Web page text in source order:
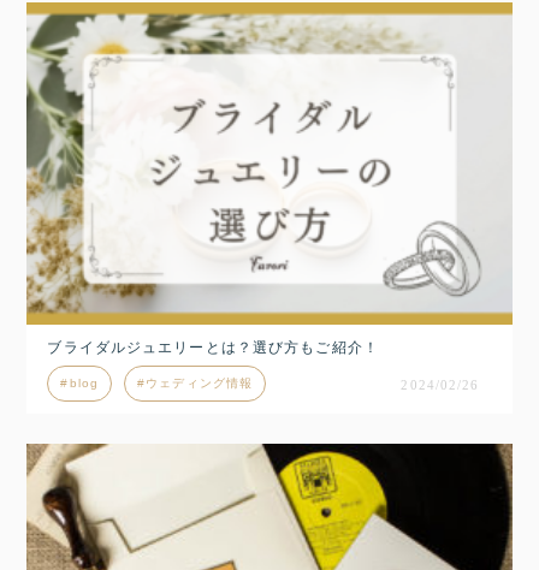
ブライダルジュエリーとは？選び方もご紹介！
blog ウェディング情報 2024/02/26